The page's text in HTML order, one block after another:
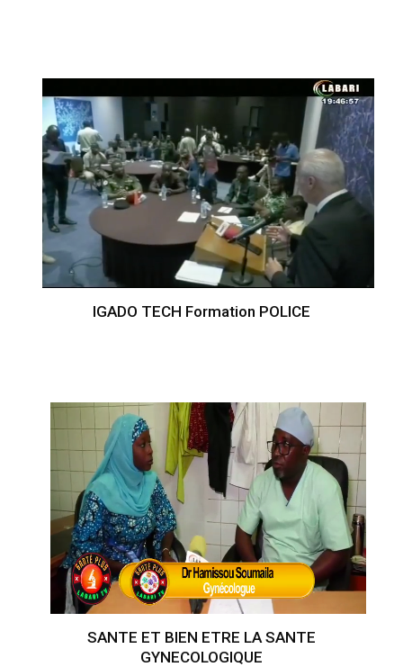
IGADO TECH Formation POLICE
SANTE ET BIEN ETRE LA SANTE
GYNECOLOGIQUE